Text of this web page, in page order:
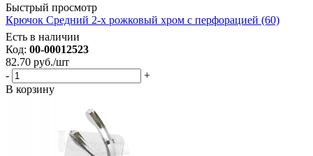
Быстрый просмотр
Крючок Средний 2-х рожковый хром с перфорацией (60)
Есть в наличии
Код: 00-00012523
82.70 руб./шт
-
+
В корзину